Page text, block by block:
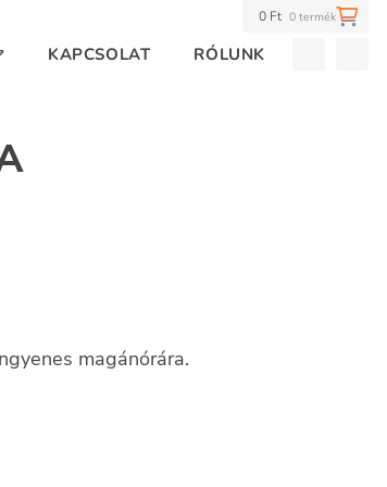
KAPCSOLAT RÓLUNK
0 Ft 0 termék
magánórára.